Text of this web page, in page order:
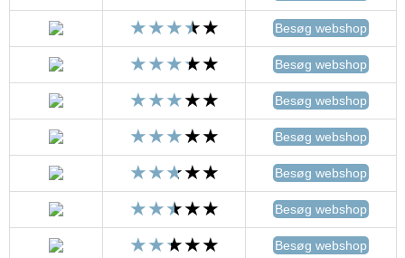
Besøg webshop
Besøg webshop
Besøg webshop
Besøg webshop
Besøg webshop
Besøg webshop
Besøg webshop